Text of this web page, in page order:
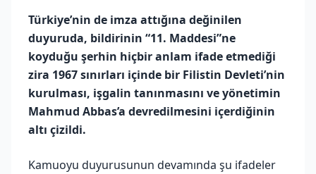
Türkiye’nin de imza attığına değinilen
duyuruda, bildirinin “11. Maddesi”ne
koyduğu şerhin hiçbir anlam ifade etmediği
zira 1967 sınırları içinde bir Filistin Devleti’nin
kurulması, işgalin tanınmasını ve yönetimin
Mahmud Abbas’a devredilmesini içerdiğinin
altı çizildi.
Kamuoyu duyurusunun devamında şu ifadeler